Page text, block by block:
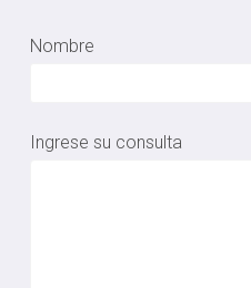
Nombre
Ingrese su consulta